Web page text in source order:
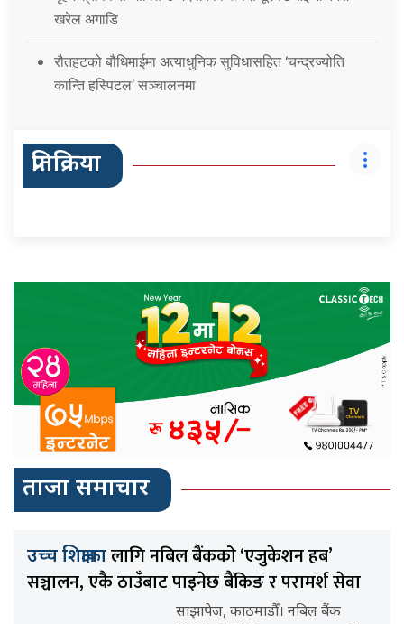
खरेल अगाडि
रौतहटको बौधिमाईमा अत्याधुनिक सुविधासहित ‘चन्द्रज्योति
कान्ति हस्पिटल’ सञ्चालनमा
प्रतिक्रिया
ताजा समाचार
उच्च शिक्षाकालागि नबिल बैंकको ‘एजुकेशन हब’
सञ्चालन, एकै ठाउँबाट पाइनेछ बैंकिङ र परामर्श सेवा
साझापेज, काठमाडौँ। नबिल बैंक